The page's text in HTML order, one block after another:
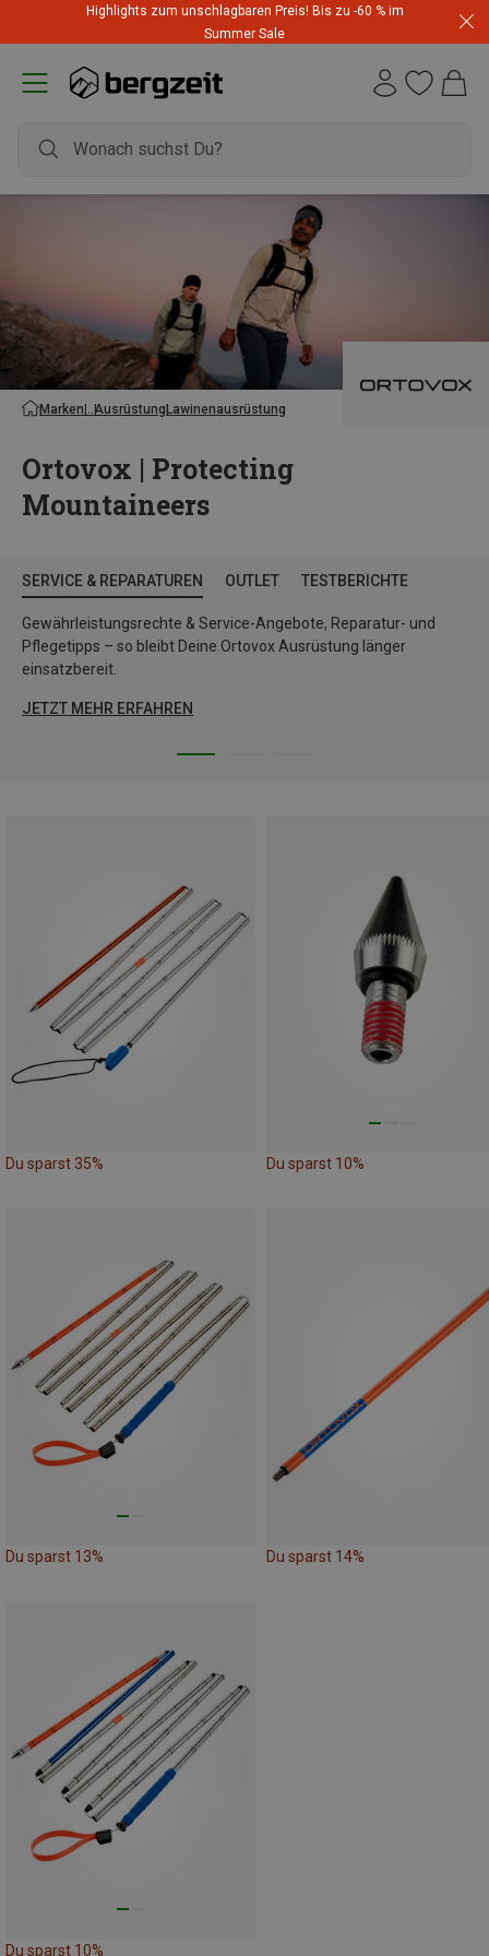
Highlights zum unschlagbaren Preis! Bis zu -60 % im
Summer Sale
Marken AusrüstungLawinenausrüstung
Ortovox | Protecting
Mountaineers
SERVICE & REPARATUREN OUTLET TESTBERICHTE
Gewährleistungsrechte & Service-Angebote, Reparatur- und
Pflegetipps – so bleibt Deine Ortovox Ausrüstung länger
einsatzbereit.
JETZT MEHR ERFAHREN
Du sparst 35% Du sparst 10%
Du sparst 13% Du sparst 14%
Du sparst 10%